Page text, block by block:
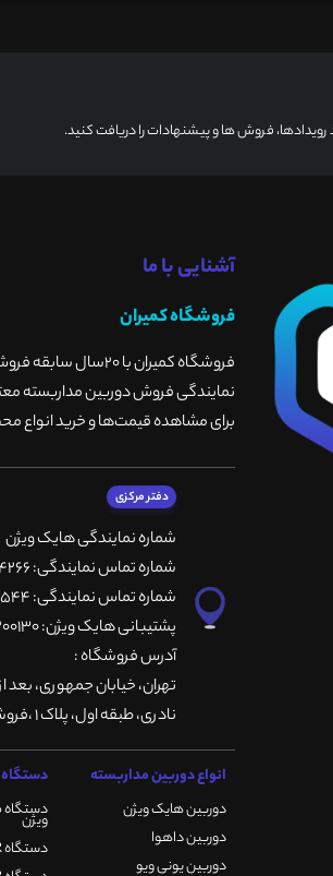
رویدادها، فروش ها و پیشنهادات را دریافت کنید.
آشنایی با ما
فروشگاه کمیران
فروشگاه کمیران
نمایندگی فروش دوربین مداربسته
برای مشاهده قیمت‌ها و خرید انواع
دفتر مرکزی
شماره نمایندگی هایک ویژن
شماره تماس نمایندگی: 66764266-66764236-66764257
شماره تماس نمایندگی: 66735544-66739116-66739127
پشتیبانی هایک ویژن: 09901200130
آدرس فروشگاه :
تهران، خيابان جمهوری، بعد
نادری، طبقه اول، پلاک 1 ،فروشگاه کمیران
انواع دوربین مداربسته
دوربین هایک ویژن
دوربین داهوا
دوربین یونی ویو
دستگاه
ویژن
دستگاه DVR هایک ویژن